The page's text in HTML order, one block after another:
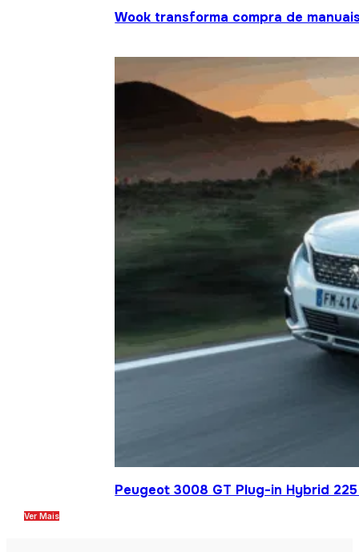
Wook transforma compra de
Peugeot 3008 GT Plug-in Hybrid
Ver Mais